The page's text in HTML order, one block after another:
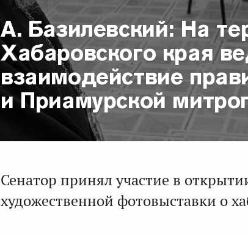
А. Базилевский: На
Хабаровского края
взаимодействие
и Приамурской
Сенатор принял участие в
художественной фотовыставки о